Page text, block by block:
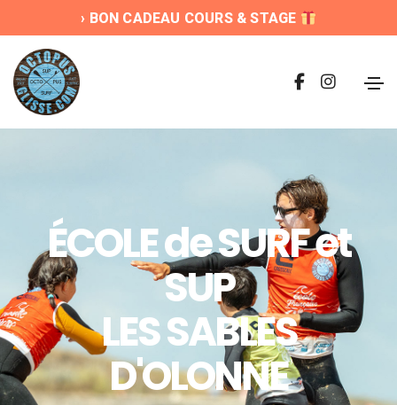
› BON CADEAU COURS & STAGE
ÉCOLE de SURF et
SUP
LES SABLES
D'OLONNE